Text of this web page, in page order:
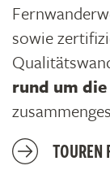
sowie
rund um
TOUREN